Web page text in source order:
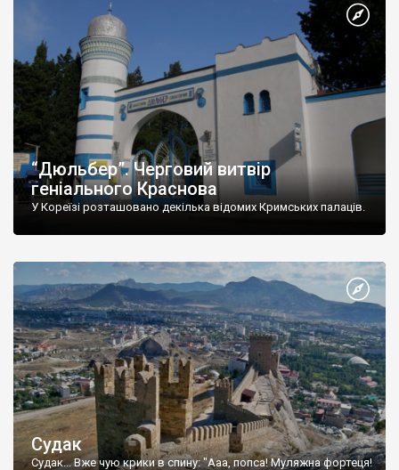
“Дюльбер”. Черговий витвір
геніального Краснова
У Кореїзі розташовано декілька відомих Кримських палаців.
Судак
Судак... Вже чую крики в спину: "Ааа, попса! Муляжна фортеця!